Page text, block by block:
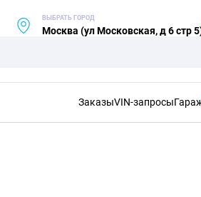
ВЫБРАТЬ ГОРОД
Москва (ул Московская, д 6 стр
ЗаказыVIN-запросы